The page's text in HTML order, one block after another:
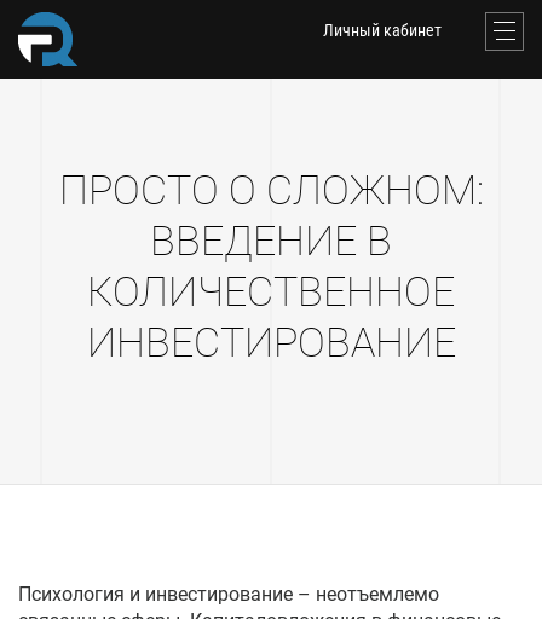
Личный кабинет
ПРОСТО О СЛОЖНОМ:
ВВЕДЕНИЕ В
КОЛИЧЕСТВЕННОЕ
ИНВЕСТИРОВАНИЕ
Психология и инвестирование – неотъемлемо